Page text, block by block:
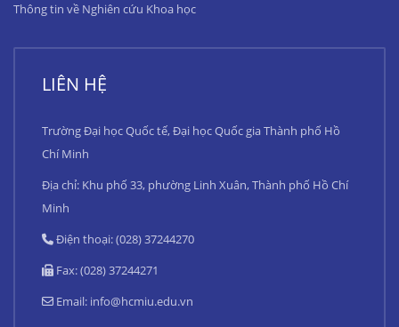
Thông tin về Nghiên cứu Khoa học
LIÊN HỆ
Trường Đại học Quốc tế, Đại học Quốc gia Thành phố Hồ
Chí Minh
Địa chỉ: Khu phố 33, phường Linh Xuân, Thành phố Hồ Chí
Minh
Điện thoại: (028) 37244270
Fax: (028) 37244271
Email: info@hcmiu.edu.vn